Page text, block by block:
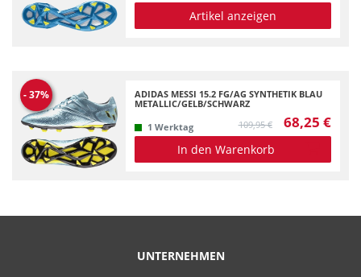
Artikel anzeigen
-37%
ADIDAS MESSI 15.2 FG/AG SYNTHETIK BLAU
METALLIC/GELB/SCHWARZ
1 Werktag 109,95 € 68,25 €
In den Warenkorb
UNTERNEHMEN